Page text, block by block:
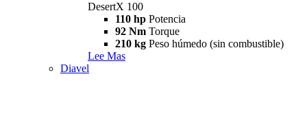
DesertX 100
110 hp Potencia
92 Nm Torque
210 kg Peso húmedo (sin combustible)
Lee Mas
Diavel